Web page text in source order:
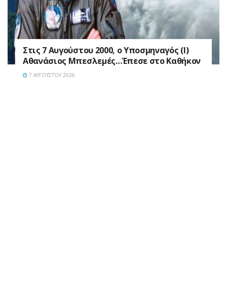
Στις 7 Αυγούστου 2000, ο Υποσμηναγός (Ι)
Αθανάσιος Μπεσλεμές…Έπεσε στο Καθήκον
7 ΑΥΓΟΎΣΤΟΥ 2026